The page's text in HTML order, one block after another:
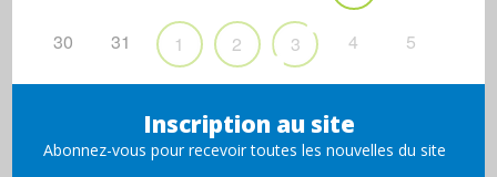
30 31 1 2 3 4 5
Inscription au site
Abonnez-vous pour recevoir toutes les nouvelles du site